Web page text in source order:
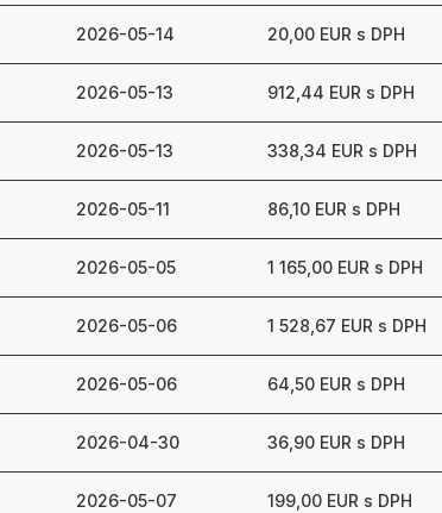
2026-05-14 20,00 EUR s DPH
2026-05-13 912,44 EUR s DPH
2026-05-13 338,34 EUR s DPH
2026-05-11 86,10 EUR s DPH
2026-05-05 1 165,00 EUR s DPH
2026-05-06 1 528,67 EUR s DPH
2026-05-06 64,50 EUR s DPH
2026-04-30 36,90 EUR s DPH
2026-05-07 199,00 EUR s DPH